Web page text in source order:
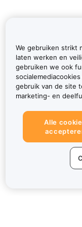
We gebruiken strikt
laten werken en
gebruiken we ook
gebruik van de site
marketing- en
Alle